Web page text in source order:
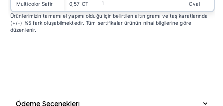
Multicolor Safir 0,57 CT 1
Oval
Ürünlerimizin tamamı el yapımı olduğu için belirtilen altın gramı ve taş karatlarında
(+/-) %5 fark oluşabilmektedir. Tüm sertifikalar ürünün nihai bilgilerine göre
düzenlenir.
Ödeme Seçenekleri